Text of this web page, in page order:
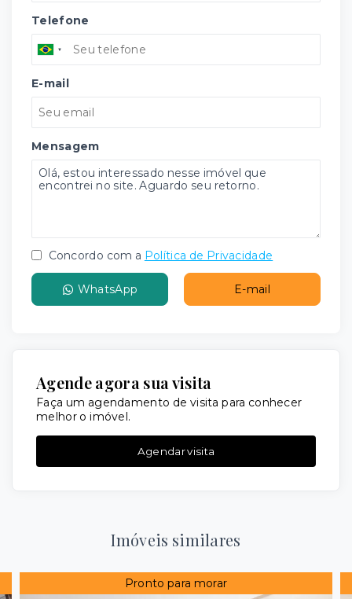
Telefone
E-mail
Mensagem
Concordo com a Política de Privacidade
WhatsApp E-mail
Agende agora sua visita
Faça um agendamento de visita para conhecer
melhor o imóvel.
Agendar visita
Imóveis similares
Pronto para morar